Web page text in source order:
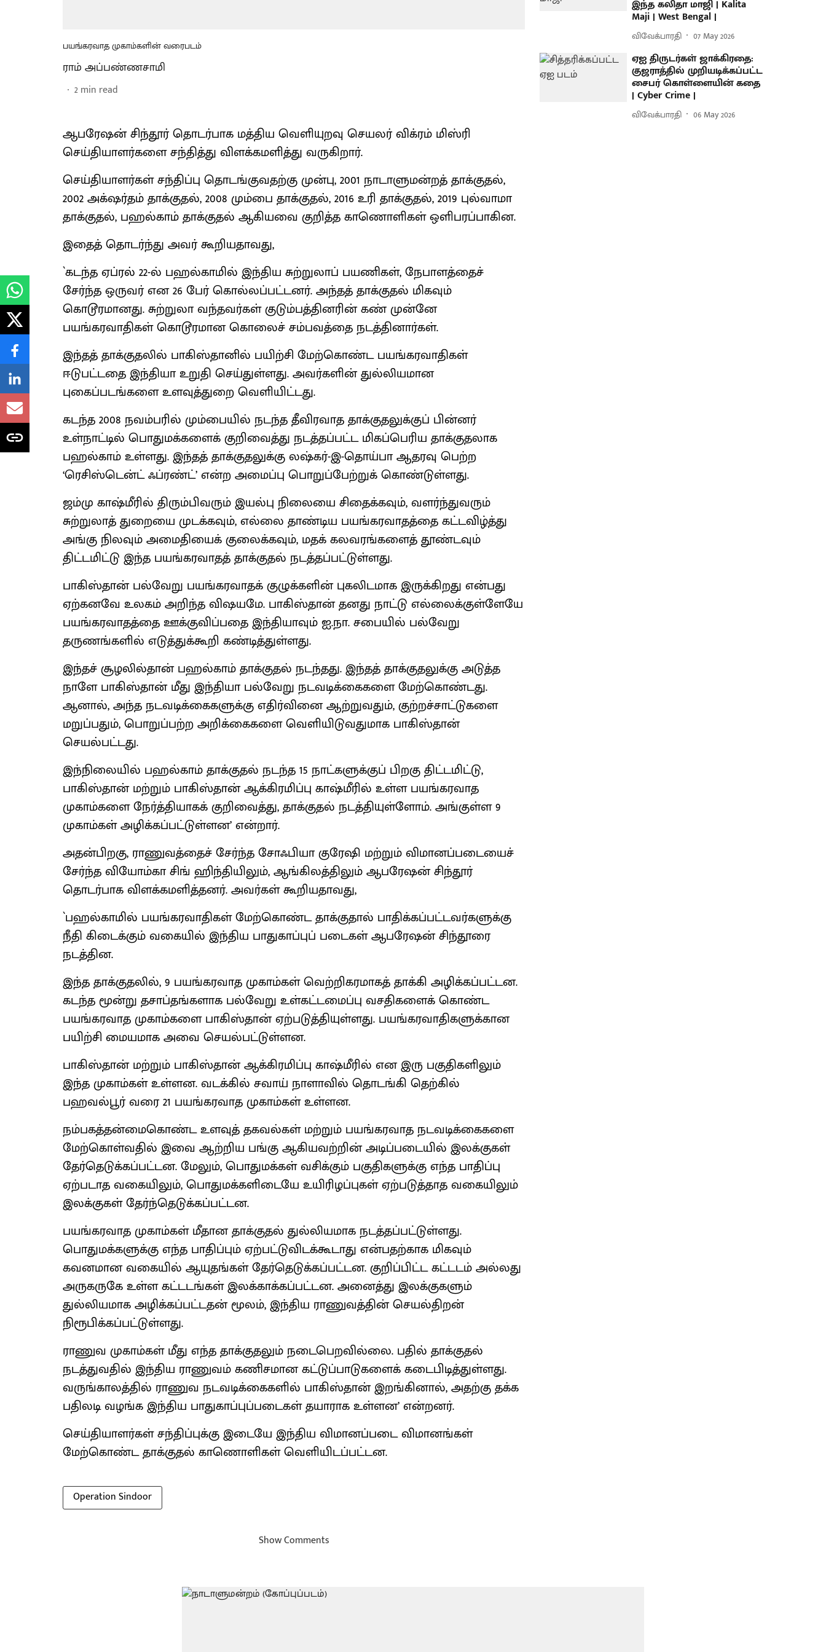
பயங்கரவாத முகாம்களின் வரைபடம்
ராம் அப்பண்ணசாமி
2min read
ஆபரேஷன் சிந்தூர் தொடர்பாக மத்திய வெளியுறவு செயலர் விக்ரம் மிஸ்ரி
செய்தியாளர்களை சந்தித்து விளக்கமளித்து வருகிறார்.
செய்தியாளர்கள் சந்திப்பு தொடங்குவதற்கு முன்பு, 2001 நாடாளுமன்றத் தாக்குதல்,
2002 அக்‌ஷர்தம் தாக்குதல், 2008 மும்பை தாக்குதல், 2016 உரி தாக்குதல், 2019 புல்வாமா
தாக்குதல், பஹல்காம் தாக்குதல் ஆகியவை குறித்த காணொளிகள் ஒளிபரப்பாகின.
இதைத் தொடர்ந்து அவர் கூறியதாவது,
`கடந்த ஏப்ரல் 22-ல் பஹல்காமில் இந்திய சுற்றுலாப் பயணிகள், நேபாளத்தைச்
சேர்ந்த ஒருவர் என 26 பேர் கொல்லப்பட்டனர். அந்தத் தாக்குதல் மிகவும்
கொடூரமானது. சுற்றுலா வந்தவர்கள் குடும்பத்தினரின் கண் முன்னே
பயங்கரவாதிகள் கொடூரமான கொலைச் சம்பவத்தை நடத்தினார்கள்.
இந்தத் தாக்குதலில் பாகிஸ்தானில் பயிற்சி மேற்கொண்ட பயங்கரவாதிகள்
ஈடுபட்டதை இந்தியா உறுதி செய்துள்ளது. அவர்களின் துல்லியமான
புகைப்படங்களை உளவுத்துறை வெளியிட்டது.
கடந்த 2008 நவம்பரில் மும்பையில் நடந்த தீவிரவாத தாக்குதலுக்குப் பின்னர்
உள்நாட்டில் பொதுமக்களைக் குறிவைத்து நடத்தப்பட்ட மிகப்பெரிய தாக்குதலாக
பஹல்காம் உள்ளது. இந்தத் தாக்குதலுக்கு லஷ்கர்-இ-தொய்பா ஆதரவு பெற்ற
‘ரெசிஸ்டென்ட் ஃப்ரண்ட்’ என்ற அமைப்பு பொறுப்பேற்றுக் கொண்டுள்ளது.
ஜம்மு காஷ்மீரில் திரும்பிவரும் இயல்பு நிலையை சிதைக்கவும், வளர்ந்துவரும்
சுற்றுலாத் துறையை முடக்கவும், எல்லை தாண்டிய பயங்கரவாதத்தை கட்டவிழ்த்து
அங்கு நிலவும் அமைதியைக் குலைக்கவும், மதக் கலவரங்களைத் தூண்டவும்
திட்டமிட்டு இந்த பயங்கரவாதத் தாக்குதல் நடத்தப்பட்டுள்ளது.
பாகிஸ்தான் பல்வேறு பயங்கரவாதக் குழுக்களின் புகலிடமாக இருக்கிறது என்பது
ஏற்கனவே உலகம் அறிந்த விஷயமே. பாகிஸ்தான் தனது நாட்டு எல்லைக்குள்ளேயே
பயங்கரவாதத்தை ஊக்குவிப்பதை இந்தியாவும் ஐ.நா. சபையில் பல்வேறு
தருணங்களில் எடுத்துக்கூறி கண்டித்துள்ளது.
இந்தச் சூழலில்தான் பஹல்காம் தாக்குதல் நடந்தது. இந்தத் தாக்குதலுக்கு அடுத்த
நாளே பாகிஸ்தான் மீது இந்தியா பல்வேறு நடவடிக்கைகளை மேற்கொண்டது.
ஆனால், அந்த நடவடிக்கைகளுக்கு எதிர்வினை ஆற்றுவதும், குற்றச்சாட்டுகளை
மறுப்பதும், பொறுப்பற்ற அறிக்கைகளை வெளியிடுவதுமாக பாகிஸ்தான்
செயல்பட்டது.
இந்நிலையில் பஹல்காம் தாக்குதல் நடந்த 15 நாட்களுக்குப் பிறகு திட்டமிட்டு,
பாகிஸ்தான் மற்றும் பாகிஸ்தான் ஆக்கிரமிப்பு காஷ்மீரில் உள்ள பயங்கரவாத
முகாம்களை நேர்த்தியாகக் குறிவைத்து, தாக்குதல் நடத்தியுள்ளோம். அங்குள்ள 9
முகாம்கள் அழிக்கப்பட்டுள்ளன’ என்றார்.
அதன்பிறகு, ராணுவத்தைச் சேர்ந்த சோஃபியா குரேஷி மற்றும் விமானப்படையைச்
சேர்ந்த வியோம்கா சிங் ஹிந்தியிலும், ஆங்கிலத்திலும் ஆபரேஷன் சிந்தூர்
தொடர்பாக விளக்கமளித்தனர். அவர்கள் கூறியதாவது,
`பஹல்காமில் பயங்கரவாதிகள் மேற்கொண்ட தாக்குதால் பாதிக்கப்பட்டவர்களுக்கு
நீதி கிடைக்கும் வகையில் இந்திய பாதுகாப்புப் படைகள் ஆபரேஷன் சிந்தூரை
நடத்தின.
இந்த தாக்குதலில், 9 பயங்கரவாத முகாம்கள் வெற்றிகரமாகத் தாக்கி அழிக்கப்பட்டன.
கடந்த மூன்று தசாப்தங்களாக பல்வேறு உள்கட்டமைப்பு வசதிகளைக் கொண்ட
பயங்கரவாத முகாம்களை பாகிஸ்தான் ஏற்படுத்தியுள்ளது. பயங்கரவாதிகளுக்கான
பயிற்சி மையமாக அவை செயல்பட்டுள்ளன.
பாகிஸ்தான் மற்றும் பாகிஸ்தான் ஆக்கிரமிப்பு காஷ்மீரில் என இரு பகுதிகளிலும்
இந்த முகாம்கள் உள்ளன. வடக்கில் சவாய் நாளாவில் தொடங்கி தெற்கில்
பஹவல்பூர் வரை 21 பயங்கரவாத முகாம்கள் உள்ளன.
நம்பகத்தன்மைகொண்ட உளவுத் தகவல்கள் மற்றும் பயங்கரவாத நடவடிக்கைகளை
மேற்கொள்வதில் இவை ஆற்றிய பங்கு ஆகியவற்றின் அடிப்படையில் இலக்குகள்
தேர்தெடுக்கப்பட்டன. மேலும், பொதுமக்கள் வசிக்கும் பகுதிகளுக்கு எந்த பாதிப்பு
ஏற்படாத வகையிலும், பொதுமக்களிடையே உயிரிழப்புகள் ஏற்படுத்தாத வகையிலும்
இலக்குகள் தேர்ந்தெடுக்கப்பட்டன.
பயங்கரவாத முகாம்கள் மீதான தாக்குதல் துல்லியமாக நடத்தப்பட்டுள்ளது.
பொதுமக்களுக்கு எந்த பாதிப்பும் ஏற்பட்டுவிடக்கூடாது என்பதற்காக மிகவும்
கவனமான வகையில் ஆயுதங்கள் தேர்தெடுக்கப்பட்டன. குறிப்பிட்ட கட்டடம் அல்லது
அருகருகே உள்ள கட்டடங்கள் இலக்காக்கப்பட்டன. அனைத்து இலக்குகளும்
துல்லியமாக அழிக்கப்பட்டதன் மூலம், இந்திய ராணுவத்தின் செயல்திறன்
நிரூபிக்கப்பட்டுள்ளது.
ராணுவ முகாம்கள் மீது எந்த தாக்குதலும் நடைபெறவில்லை. பதில் தாக்குதல்
நடத்துவதில் இந்திய ராணுவம் கணிசமான கட்டுப்பாடுகளைக் கடைபிடித்துள்ளது.
வருங்காலத்தில் ராணுவ நடவடிக்கைகளில் பாகிஸ்தான் இறங்கினால், அதற்கு தக்க
பதிலடி வழங்க இந்திய பாதுகாப்புப்படைகள் தயாராக உள்ளன’ என்றனர்.
செய்தியாளர்கள் சந்திப்புக்கு இடையே இந்திய விமானப்படை விமானங்கள்
மேற்கொண்ட தாக்குதல் காணொளிகள் வெளியிடப்பட்டன.
Operation Sindoor
Show Comments
இந்த கலிதா மாஜி | Kalita
Maji | West Bengal |
விவேக்பாரதி 07 May 2026
ஏஐ திருடர்கள் ஜாக்கிரதை:
குஜராத்தில் முறியடிக்கப்பட்ட
சைபர் கொள்ளையின் கதை
| Cyber Crime |
விவேக்பாரதி 06 May 2026